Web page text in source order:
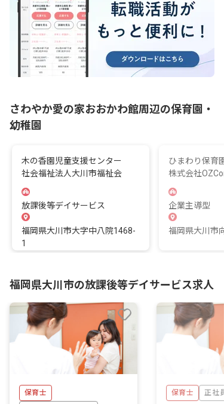
さわやか愛の家おおかわ館周辺の保育園・
幼稚園
木の香園児童支援センター
社会福祉法人大川市福祉会
放課後等デイサービス
福岡県大川市大字中八院1468-
1
ひまわり保育園
株式会社
企業主導型
福岡県大川市
福岡県大川市の放課後等デイサービス求人
保育士
保育士 正社員